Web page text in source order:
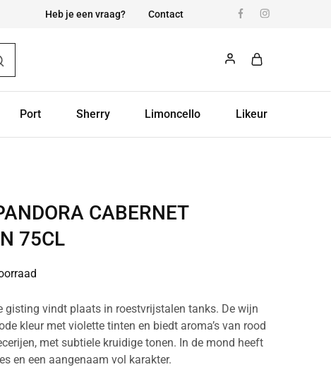
Heb je een vraag? Contact
Port Sherry Limoncello Likeur
CABERNET
75CL
gisting vindt plaats in roestvrijstalen tanks. De wijn
kleur met violette tinten en biedt aroma’s van rood
met subtiele kruidige tonen. In de mond heeft
en een aangenaam vol karakter.